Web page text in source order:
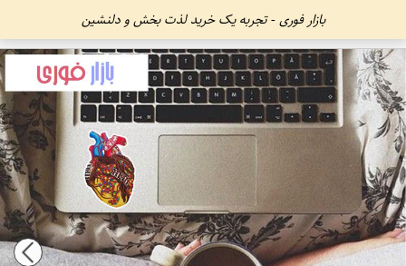
بازار فوری - تجربه یک خرید لذت بخش و دلنشین